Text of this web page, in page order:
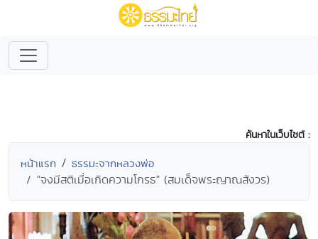
ค้นหาในเว็บไซต์ :
หน้าแรก ธรรมะจากหลวงพ่อ
"จงมีสติเมื่อเกิดความโกรธ" (สมเด็จพระญาณสังวร)